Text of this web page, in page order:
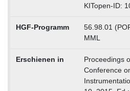
KITopen-ID:
HGF-Programm
56.98.01
MML
Erschienen in
Proceedings
Conference